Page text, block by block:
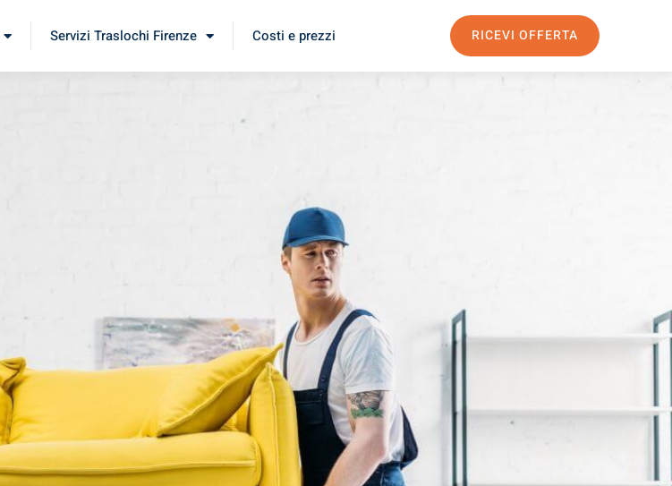
Servizi Traslochi Firenze Costi e prezzi RICEVI OFFERTA